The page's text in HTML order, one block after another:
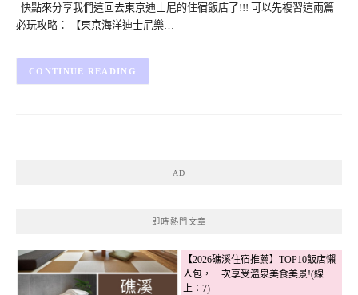
快點來分享我們這回去東京迪士尼的住宿飯店了!!! 可以先複習這兩篇
必玩攻略： 【東京海洋迪士尼樂…
CONTINUE READING
AD
即時熱門文章
【2026礁溪住宿推薦】TOP10飯店懶
人包，一次享受溫泉美食美景!(線
上：7)